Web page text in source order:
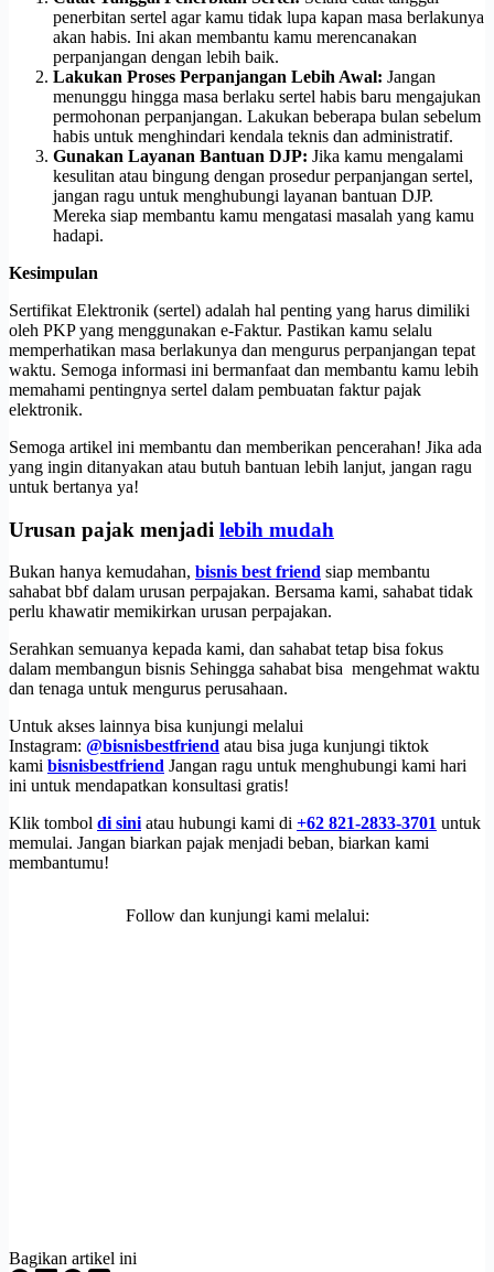
penerbitan sertel agar kamu tidak lupa kapan masa berlakunya
akan habis. Ini akan membantu kamu merencanakan
perpanjangan dengan lebih baik.
Lakukan Proses Perpanjangan Lebih Awal: Jangan
menunggu hingga masa berlaku sertel habis baru mengajukan
permohonan perpanjangan. Lakukan beberapa bulan sebelum
habis untuk menghindari kendala teknis dan administratif.
Gunakan Layanan Bantuan DJP: Jika kamu mengalami
kesulitan atau bingung dengan prosedur perpanjangan sertel,
jangan ragu untuk menghubungi layanan bantuan DJP.
Mereka siap membantu kamu mengatasi masalah yang kamu
hadapi.
Kesimpulan
Sertifikat Elektronik (sertel) adalah hal penting yang harus dimiliki
oleh PKP yang menggunakan e-Faktur. Pastikan kamu selalu
memperhatikan masa berlakunya dan mengurus perpanjangan tepat
waktu. Semoga informasi ini bermanfaat dan membantu kamu lebih
memahami pentingnya sertel dalam pembuatan faktur pajak
elektronik.
Semoga artikel ini membantu dan memberikan pencerahan! Jika ada
yang ingin ditanyakan atau butuh bantuan lebih lanjut, jangan ragu
untuk bertanya ya!
Urusan pajak menjadi lebih mudah
Bukan hanya kemudahan, bisnis best friend siap membantu
sahabat bbf dalam urusan perpajakan. Bersama kami, sahabat tidak
perlu khawatir memikirkan urusan perpajakan.
Serahkan semuanya kepada kami, dan sahabat tetap bisa fokus
dalam membangun bisnis Sehingga sahabat bisa mengehmat waktu
dan tenaga untuk mengurus perusahaan.
Untuk akses lainnya bisa kunjungi melalui
Instagram: @bisnisbestfriend atau bisa juga kunjungi tiktok
kami bisnisbestfriend Jangan ragu untuk menghubungi kami hari
ini untuk mendapatkan konsultasi gratis!
Klik tombol di sini atau hubungi kami di +62 821-2833-3701 untuk
memulai. Jangan biarkan pajak menjadi beban, biarkan kami
membantumu!
Follow dan kunjungi kami melalui:
Bagikan artikel ini